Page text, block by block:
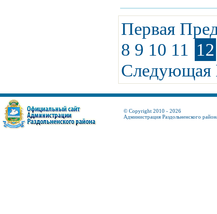
Первая
8 9 10 11 12
Следующая
© Copyright 2010 - 2026
Администрация Раздольненского